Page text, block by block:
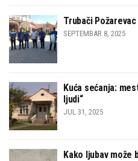
Trubači Požarevac
SEPTEMBAR 8, 2025
Kuća sećanja:
ljudi“
JUL 31, 2025
Kako ljubav može